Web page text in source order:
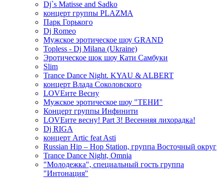
Dj`s Matisse and Sadko
концерт группы PLAZMA
Парк Горького
Dj Romeo
Мужское эротическое шоу GRAND
Topless - Dj Milana (Ukraine)
Эротическое шок шоу Кати Самбуки
Slim
Trance Dance Night. KYAU & ALBERT
концерт Влада Соколовского
LOVEите Весну
Мужское эротическое шоу "ТЕНИ"
Концерт группы Инфинити
LOVEите весну! Part 3! Весенняя лихорадка!
Dj RIGA
концерт Artic feat Asti
Russian Hip – Hop Station, группа Восточный округ
Trance Dance Night, Omnia
"Молодежка", специальный гость группа
"Интонация"